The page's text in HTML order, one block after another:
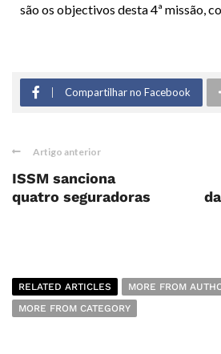
são os objectivos desta 4ª missão,
Compartilhar no Facebook
Artigo anterior
ISSM sanciona
quatro seguradoras
RELATED ARTICLES
MORE FROM
MORE FROM CATEGORY